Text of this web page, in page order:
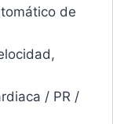
de
/ PR /